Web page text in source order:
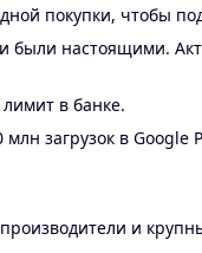
покупки, чтобы
были настоящими.
в банке.
загрузок в Google
и